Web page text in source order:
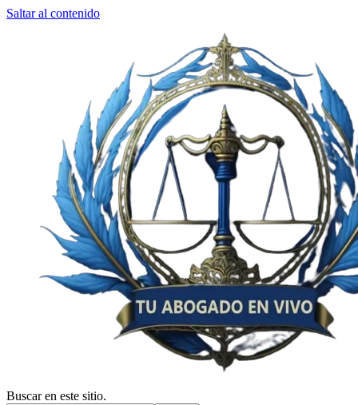
Saltar al contenido
Buscar en este sitio.